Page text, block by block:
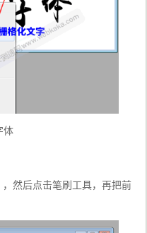
体
然后点击笔刷工具，再把前